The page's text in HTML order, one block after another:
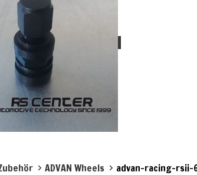
ADVAN Wheels advan-racing-rsii-